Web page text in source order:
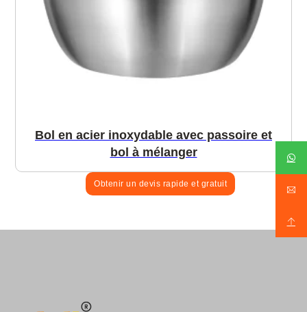
Bol en acier inoxydable avec passoire et
bol à mélanger
Obtenir un devis rapide et gratuit